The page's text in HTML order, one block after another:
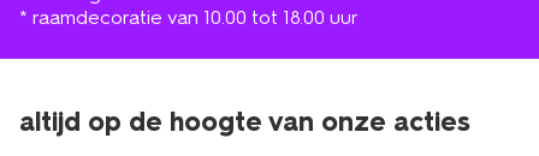
* raamdecoratie van 10.00 tot 18.00 uur
altijd op de hoogte van onze acties